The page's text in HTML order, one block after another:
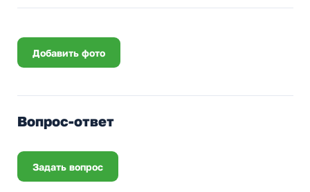
Добавить фото
Вопрос-ответ
Задать вопрос